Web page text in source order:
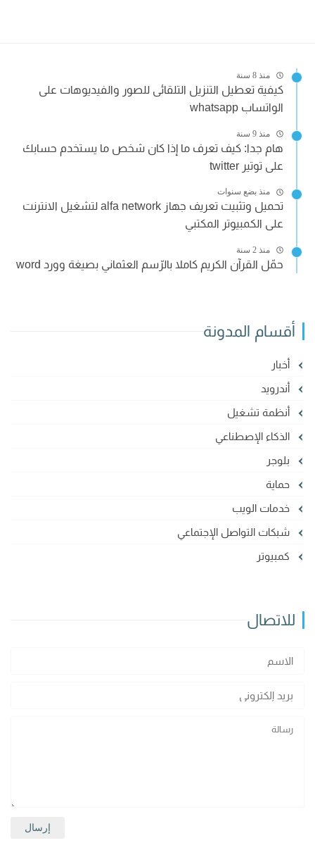
منذ 8 سنة
كيفية تعطيل التنزيل التلقائى للصور والفيديوهات على
الواتساب whatsapp
منذ 9 سنة
هام جدا: كيف تعرف ما إذا كان شخص ما يستخدم حسابك
على توتير twitter
منذ بضع سنوات
تحميل وتثبيت تعريف جهاز alfa network لتشغيل الانترنت
على الكمبيوتر المكتبي
منذ 2 سنة
حمّل القرآن الكريم كاملا بالرّسم العثماني بصيغة وورد word
أقسام المدونة
أخبار
أندرويد
أنظمة تشغيل
الذكاء الإصطناعي
بلوجر
حماية
خدمات الويب
شبكات التواصل الإجتماعي
كمبيوتر
للاتصال